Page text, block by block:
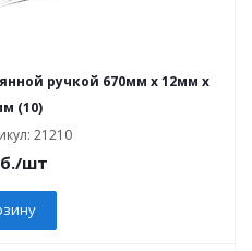
ручкой 670мм x 12мм x
(10)
21210
/шт